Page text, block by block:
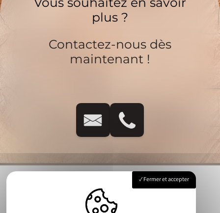
plus ?
Contactez-nous dès
maintenant !
Fermer et accepter